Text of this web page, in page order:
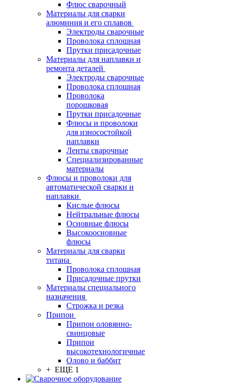
Флюс сварочный
Материалы для сварки
алюминия и его сплавов
Электроды сварочные
Проволока сплошная
Прутки присадочные
Материалы для наплавки и
ремонта деталей
Электроды сварочные
Проволока сплошная
Проволока
порошковая
Прутки присадочные
Флюсы и проволоки
для износостойкой
наплавки
Ленты сварочные
Специализированные
материалы
Флюсы и проволоки для
автоматической сварки и
наплавки
Кислые флюсы
Нейтральные флюсы
Основные флюсы
Высокоосновные
флюсы
Материалы для сварки
титана
Проволока сплошная
Присадочные прутки
Материалы специального
назначения
Строжка и резка
Припои
Припои оловянно-
свинцовые
Припои
высокотехнологичные
Олово и баббит
+ ЕЩЕ 1